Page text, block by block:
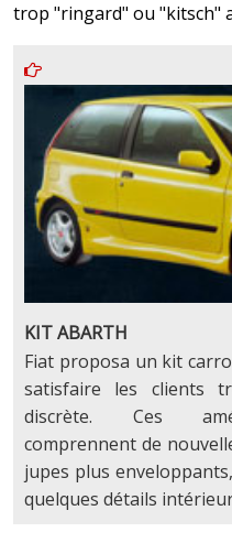
trop "ringard" ou "kitsch"
KIT ABARTH
Fiat proposa un kit
satisfaire les clients
discrète. Ces
comprennent de
jupes plus
quelques détails